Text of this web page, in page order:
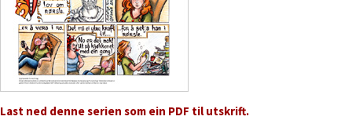
Last ned denne serien som ein PDF til utskrift.